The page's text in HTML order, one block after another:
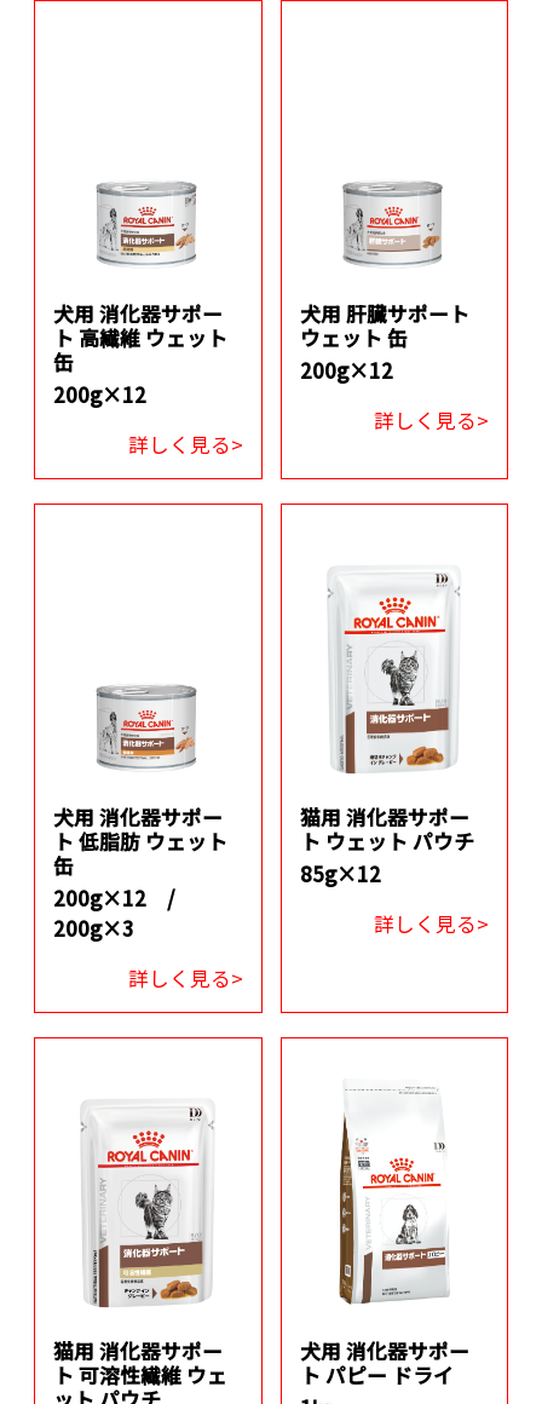
犬用 消化器サポー
ト 高繊維 ウェット
缶
200g×12
詳しく見る>
犬用 肝臓サポート
ウェット 缶
200g×12
詳しく見る>
犬用 消化器サポー
ト 低脂肪 ウェット
缶
200g×12 /
200g×3
詳しく見る>
猫用 消化器サポー
ト ウェット パウチ
85g×12
詳しく見る>
猫用 消化器サポー
ト 可溶性繊維 ウェ
犬用 消化器サポー
ト パピー ドライ